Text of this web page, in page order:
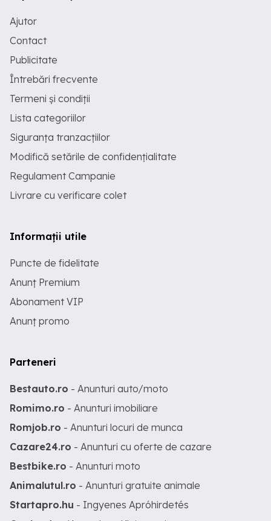
Ajutor
Contact
Publicitate
Întrebări frecvente
Termeni și condiții
Lista categoriilor
Siguranța tranzacțiilor
Modifică setările de confidențialitate
Regulament Campanie
Livrare cu verificare colet
Informații utile
Puncte de fidelitate
Anunț Premium
Abonament VIP
Anunț promo
Parteneri
Bestauto.ro - Anunturi auto/moto
Romimo.ro - Anunturi imobiliare
Romjob.ro - Anunturi locuri de munca
Cazare24.ro - Anunturi cu oferte de cazare
Bestbike.ro - Anunturi moto
Animalutul.ro - Anunturi gratuite animale
Startapro.hu - Ingyenes Apróhirdetés